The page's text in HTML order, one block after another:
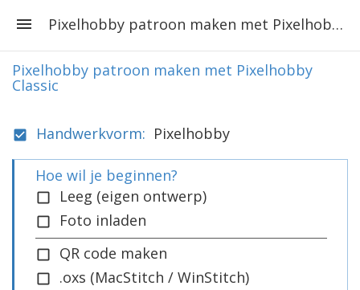
Pixelhobby patroon maken met Pixelhobby Classic
Pixelhobby patroon maken met Pixelhobby
Classic
Handwerkvorm: Pixelhobby
Hoe wil je beginnen?
Leeg (eigen ontwerp)
Foto inladen
QR code maken
.oxs (MacStitch / WinStitch)